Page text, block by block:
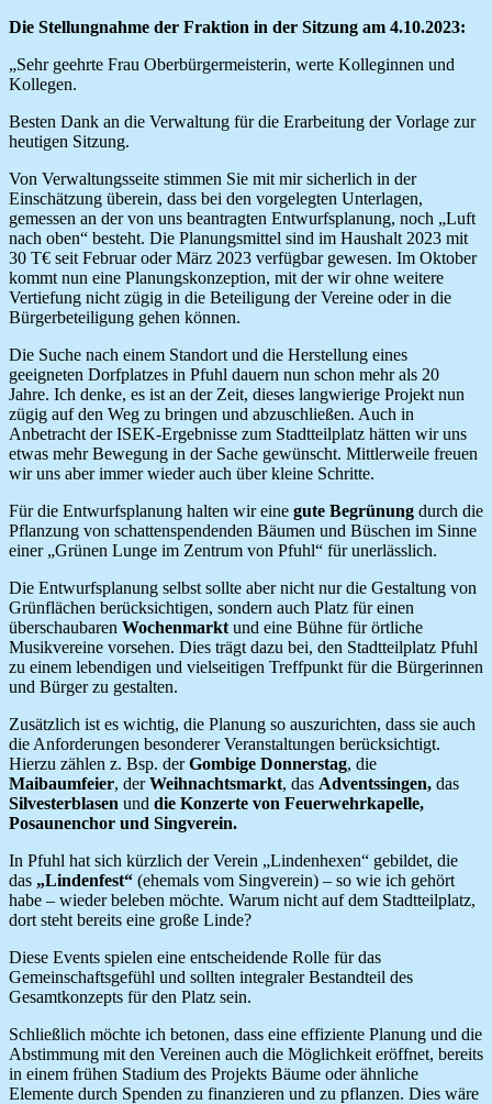
Die Stellungnahme der Fraktion in der Sitzung am 4.10.2023:
„Sehr geehrte Frau Oberbürgermeisterin, werte Kolleginnen und
Kollegen.
Besten Dank an die Verwaltung für die Erarbeitung der Vorlage zur
heutigen Sitzung.
Von Verwaltungsseite stimmen Sie mit mir sicherlich in der
Einschätzung überein, dass bei den vorgelegten Unterlagen,
gemessen an der von uns beantragten Entwurfsplanung, noch „Luft
nach oben“ besteht. Die Planungsmittel sind im Haushalt 2023 mit
30 T€ seit Februar oder März 2023 verfügbar gewesen. Im Oktober
kommt nun eine Planungskonzeption, mit der wir ohne weitere
Vertiefung nicht zügig in die Beteiligung der Vereine oder in die
Bürgerbeteiligung gehen können.
Die Suche nach einem Standort und die Herstellung eines
geeigneten Dorfplatzes in Pfuhl dauern nun schon mehr als 20
Jahre. Ich denke, es ist an der Zeit, dieses langwierige Projekt nun
zügig auf den Weg zu bringen und abzuschließen. Auch in
Anbetracht der ISEK-Ergebnisse zum Stadtteilplatz hätten wir uns
etwas mehr Bewegung in der Sache gewünscht. Mittlerweile freuen
wir uns aber immer wieder auch über kleine Schritte.
Für die Entwurfsplanung halten wir eine gute Begrünung durch die
Pflanzung von schattenspendenden Bäumen und Büschen im Sinne
einer „Grünen Lunge im Zentrum von Pfuhl“ für unerlässlich.
Die Entwurfsplanung selbst sollte aber nicht nur die Gestaltung von
Grünflächen berücksichtigen, sondern auch Platz für einen
überschaubaren Wochenmarkt und eine Bühne für örtliche
Musikvereine vorsehen. Dies trägt dazu bei, den Stadtteilplatz Pfuhl
zu einem lebendigen und vielseitigen Treffpunkt für die Bürgerinnen
und Bürger zu gestalten.
Zusätzlich ist es wichtig, die Planung so auszurichten, dass sie auch
die Anforderungen besonderer Veranstaltungen berücksichtigt.
Hierzu zählen z. Bsp. derGombige Donnerstag, die
Maibaumfeier, derWeihnachtsmarkt, das Adventssingen, das
Silvesterblasen und die Konzerte von Feuerwehrkapelle,
Posaunenchor und Singverein.
In Pfuhl hat sich kürzlich der Verein „Lindenhexen“ gebildet, die
das „Lindenfest“ (ehemals vom Singverein) – so wie ich gehört
habe – wieder beleben möchte. Warum nicht auf dem Stadtteilplatz,
dort steht bereits eine große Linde?
Diese Events spielen eine entscheidende Rolle für das
Gemeinschaftsgefühl und sollten integraler Bestandteil des
Gesamtkonzepts für den Platz sein.
Schließlich möchte ich betonen, dass eine effiziente Planung und die
Abstimmung mit den Vereinen auch die Möglichkeit eröffnet, bereits
in einem frühen Stadium des Projekts Bäume oder ähnliche
Elemente durch Spenden zu finanzieren und zu pflanzen. Dies wäre